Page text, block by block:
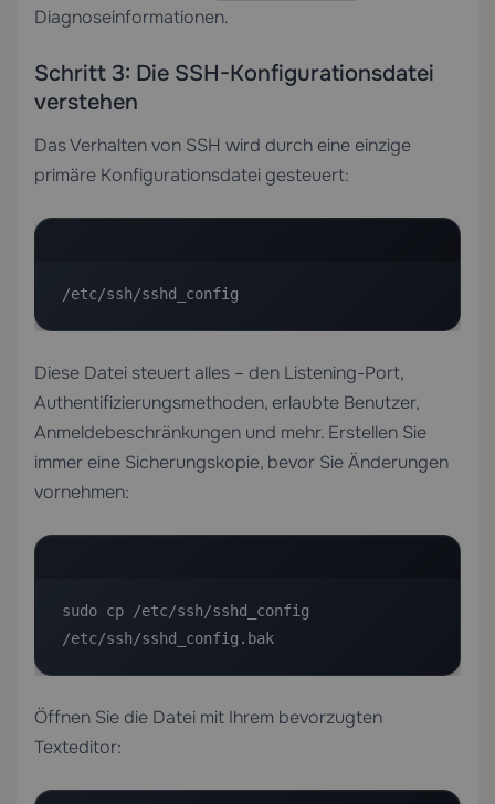
Diagnoseinformationen.
Schritt 3: Die SSH-Konfigurationsdatei
verstehen
Das Verhalten von SSH wird durch eine einzige
primäre Konfigurationsdatei gesteuert:
/etc/ssh/sshd_config
Diese Datei steuert alles – den Listening-Port,
Authentifizierungsmethoden, erlaubte Benutzer,
Anmeldebeschränkungen und mehr. Erstellen Sie
immer eine Sicherungskopie, bevor Sie Änderungen
vornehmen:
sudo cp /etc/ssh/sshd_config
/etc/ssh/sshd_config.bak
Öffnen Sie die Datei mit Ihrem bevorzugten
Texteditor: